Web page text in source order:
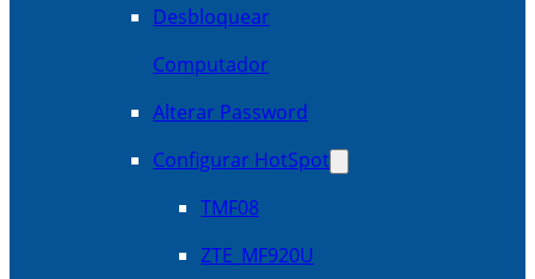
Desbloquear
Computador
Alterar Password
Configurar HotSpot
TMF08
ZTE_MF920U